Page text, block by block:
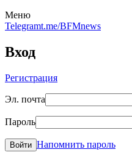
Меню
Telegramt.me/BFMnews
Вход
Регистрация
Эл. почта
Пароль
Войти Напомнить пароль